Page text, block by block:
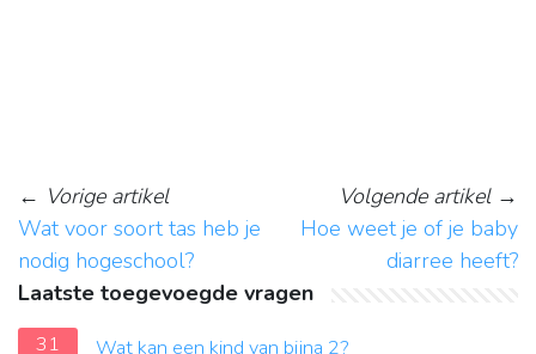
← Vorige artikel
Wat voor soort tas heb je
nodig hogeschool?
Volgende artikel→
Hoe weet je of je baby
diarree heeft?
Laatste toegevoegde vragen
31
Wat kan een kind van bijna 2?